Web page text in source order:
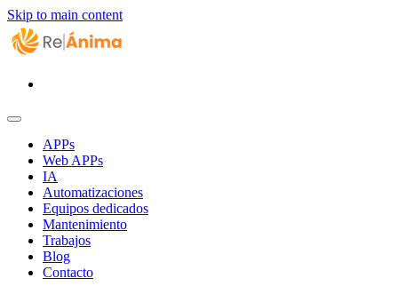
Skip to main content
APPs
Web APPs
IA
Automatizaciones
Equipos dedicados
Mantenimiento
Trabajos
Blog
Contacto